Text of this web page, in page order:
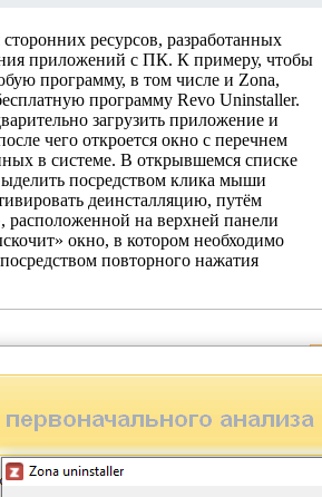
ресурсов, разработанных
приложений с ПК. К примеру, чтобы
программу, в том числе и Zona,
программу Revo Uninstaller.
загрузить приложение и
чего откроется окно с перечнем
в системе. В открывшемся списке
посредством клика мыши
деинсталляцию, путём
расположенной на верхней панели
окно, в котором необходимо
повторного нажатия